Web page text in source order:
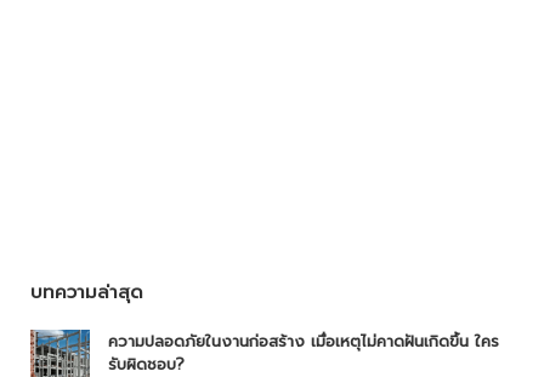
บทความล่าสุด
ความปลอดภัยในงานก่อสร้าง เมื่อเหตุไม่คาดฝันเกิดขึ้น ใคร
รับผิดชอบ?